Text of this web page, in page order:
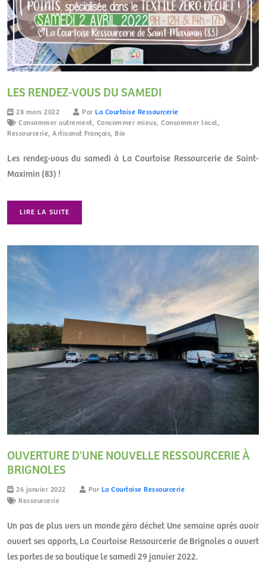
LES RENDEZ-VOUS DU SAMEDI
28 mars 2022 Par La Courtoise Ressourcerie
Consommer autrement, Consommer mieux, Consommer local,
Ressourcerie, Artisanat Français, Bio
Les rendez-vous du samedi à La Courtoise Ressourcerie de Saint-
Maximin (83) !
LIRE LA SUITE
OUVERTURE D'UNE NOUVELLE RESSOURCERIE À
BRIGNOLES
26 janvier 2022 Par La Courtoise Ressourcerie
Ressourcerie
Un pas de plus vers un monde zéro déchet Une semaine après avoir
ouvert ses apports, La Courtoise Ressourcerie de Brignoles a ouvert
les portes de sa boutique le samedi 29 janvier 2022.